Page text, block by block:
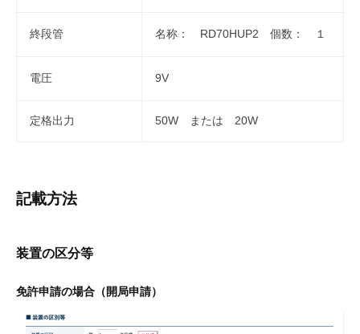
終段管 名称： RD70HUP2 個数： １
電圧 9V
定格出力 50W または 20W
記載方法
装置の区分等
免許申請の場合（開局申請）